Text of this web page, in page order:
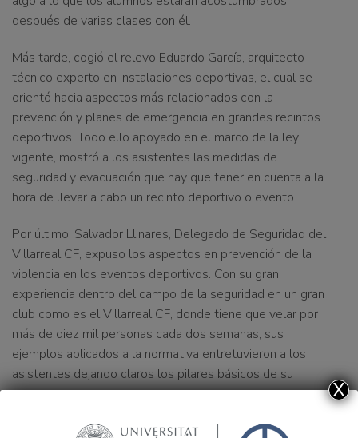
después de varias clases con él.
Más tarde, cogió el relevo Eduardo García, arquitecto
técnico experto en instalaciones deportivas, el cual se
orientó hacia aspectos más relacionados con la
prevención y planes de emergencia en grandes recintos
deportivos. Todo ello apoyado en el marco de la ley
vigente, mostró a los asistentes las medidas de
seguridad y evacuación que hay que tener en cuenta a la
hora de llevar a cabo un recinto deportivo o evento.
Por último, Salvador Llinares, Delegado de Seguridad del
Villarreal CF, expuso los aspectos en prevención de la
violencia en los eventos deportivos. Con su gran
experiencia dentro del campo de la seguridad en un gran
club como es el Villarreal CF, donde tiene que velar por
más de diez mil personas cada dos semanas, sus
ejemplos aplicados a la normativa entretuvieron a los
asistentes dejando claros los pilares básicos de su
ponencia.
X